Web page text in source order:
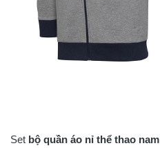
Set bộ quần áo nỉ thể thao nam